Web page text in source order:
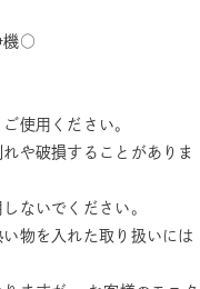
機○
使用ください。
や破損することがありま
ないでください。
物を入れた取り扱いには